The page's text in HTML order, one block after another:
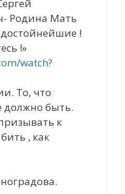
Родина Мать
!
!»
watch?
То, что
должно быть.
к
, как